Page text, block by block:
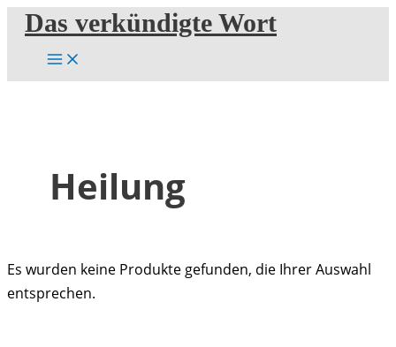
Zum
Inhalt
springen
Das verkündigte Wort
Heilung
Es wurden keine Produkte gefunden, die Ihrer Auswahl
entsprechen.